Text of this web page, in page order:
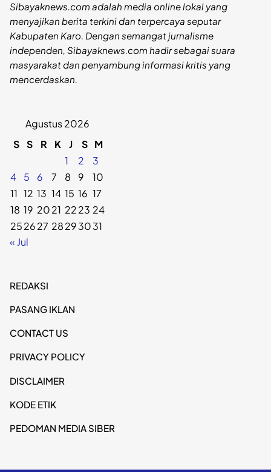
Sibayaknews.com adalah media online lokal yang
menyajikan berita terkini dan terpercaya seputar
Kabupaten Karo. Dengan semangat jurnalisme
independen, Sibayaknews.com hadir sebagai suara
masyarakat dan penyambung informasi kritis yang
mencerdaskan.
Agustus 2026
S S R K J S M
1
2
3
4
5 6 7 8 9
10
11 12 13 14 15 16 17
18 19 2021 2223 24
252627 28293031
« Jul
REDAKSI
PASANG IKLAN
CONTACT US
PRIVACY POLICY
DISCLAIMER
KODE ETIK
PEDOMAN MEDIA SIBER